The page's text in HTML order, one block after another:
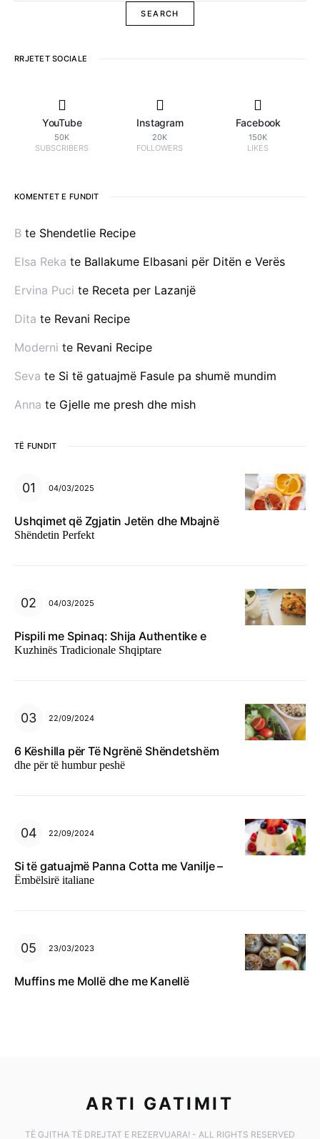
RRJETET SOCIALE
YouTube
50K
SUBSCRIBERS
Instagram
20K
FOLLOWERS
Facebook
150K
LIKES
KOMENTET E FUNDIT
B te Shendetlie Recipe
Elsa Reka te Ballakume Elbasani për Ditën e Verës
Ervina Puci te Receta per Lazanjë
Dita te Revani Recipe
Moderni te Revani Recipe
Seva te Si të gatuajmë Fasule pa shumë mundim
Anna te Gjelle me presh dhe mish
TË FUNDIT
04/03/2025
Ushqimet që Zgjatin Jetën dhe Mbajnë
Shëndetin Perfekt
04/03/2025
Pispili me Spinaq: Shija Authentike e
Kuzhinës Tradicionale Shqiptare
22/09/2024
6 Këshilla për Të Ngrënë Shëndetshëm
dhe për të humbur peshë
22/09/2024
Si të gatuajmë Panna Cotta me Vanilje –
Ëmbëlsirë italiane
23/03/2023
Muffins me Mollë dhe me Kanellë
ARTI GATIMIT
TË GJITHA TË DREJTAT E REZERVUARA! - ALL RIGHTS RESERVED